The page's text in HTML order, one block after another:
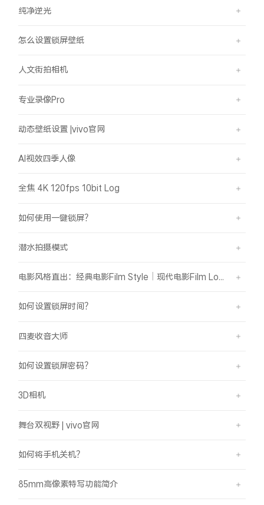
纯净逆光
怎么设置锁屏壁纸
人文街拍相机
专业录像Pro
动态壁纸设置 |vivo官网
AI视效四季人像
全焦 4K 120fps 10bit Log
如何使用一键锁屏？
潜水拍摄模式
电影风格直出：经典电影Film Style｜现代电影Film Look
如何设置锁屏时间？
四麦收音大师
如何设置锁屏密码？
3D相机
舞台双视野 | vivo官网
如何将手机关机？
85mm高像素特写功能简介